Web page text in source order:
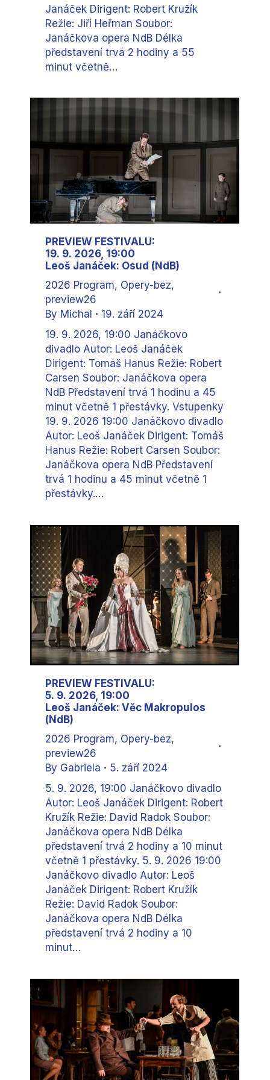
Janáček Dirigent: Robert Kružík
Režie: Jiří Heřman Soubor:
Janáčkova opera NdB Délka
představení trvá 2 hodiny a 55
minut včetně…
PREVIEW FESTIVALU:
19. 9. 2026, 19:00
Leoš Janáček: Osud (NdB)
2026 Program, Opery-bez,
preview26
By Michal
19. září 2024
19. 9. 2026, 19:00 Janáčkovo
divadlo Autor: Leoš Janáček
Dirigent: Tomáš Hanus Režie: Robert
Carsen Soubor: Janáčkova opera
NdB Představení trvá 1 hodinu a 45
minut včetně 1 přestávky. Vstupenky
19. 9. 2026 19:00 Janáčkovo divadlo
Autor: Leoš Janáček Dirigent: Tomáš
Hanus Režie: Robert Carsen Soubor:
Janáčkova opera NdB Představení
trvá 1 hodinu a 45 minut včetně 1
přestávky.…
PREVIEW FESTIVALU:
5. 9. 2026, 19:00
Leoš Janáček: Věc Makropulos
(NdB)
2026 Program, Opery-bez,
preview26
By Gabriela
5. září 2024
5. 9. 2026, 19:00 Janáčkovo divadlo
Autor: Leoš Janáček Dirigent: Robert
Kružík Režie: David Radok Soubor:
Janáčkova opera NdB Délka
představení trvá 2 hodiny a 10 minut
včetně 1 přestávky. 5. 9. 2026 19:00
Janáčkovo divadlo Autor: Leoš
Janáček Dirigent: Robert Kružík
Režie: David Radok Soubor:
Janáčkova opera NdB Délka
představení trvá 2 hodiny a 10
minut…